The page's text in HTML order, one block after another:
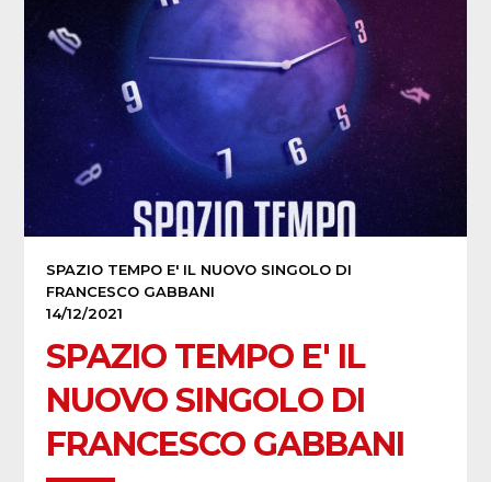
SPAZIO TEMPO E' IL NUOVO SINGOLO DI
FRANCESCO GABBANI
14/12/2021
SPAZIO TEMPO E' IL
NUOVO SINGOLO DI
FRANCESCO GABBANI